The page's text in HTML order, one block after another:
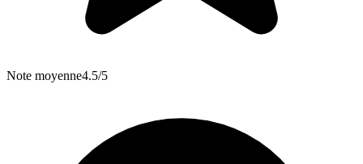
Note moyenne4.5/5